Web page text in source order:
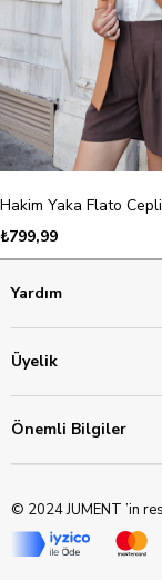
₺799,99
Yardım
Üyelik
Önemli Bilgiler
© 2024 JUMENT ’in